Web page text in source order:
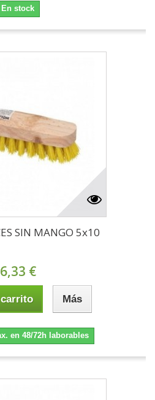
En stock
SIN MANGO 5x10
6,33 €
Más
en 48/72h laborables